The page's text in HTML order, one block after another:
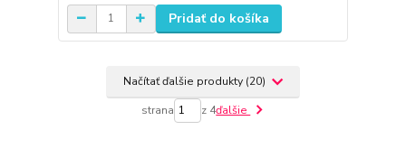
Pridať do košíka
Načítať ďalšie produkty (20)
strana z 4ďalšie